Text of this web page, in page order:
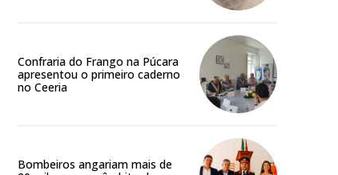
Confraria do Frango na Púcara
apresentou o primeiro caderno
no Ceeria
Bombeiros angariam mais de